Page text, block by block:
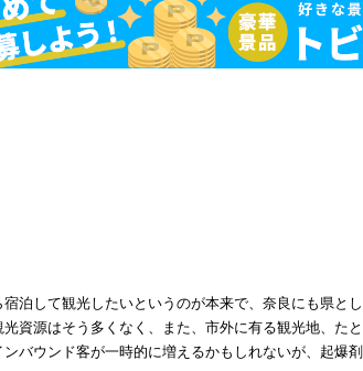
泊して観光したいというのが本来で、奈良にも県と
資源はそう多くなく、また、市外に有る観光地、た
バウンド客が一時的に増えるかもしれないが、起爆